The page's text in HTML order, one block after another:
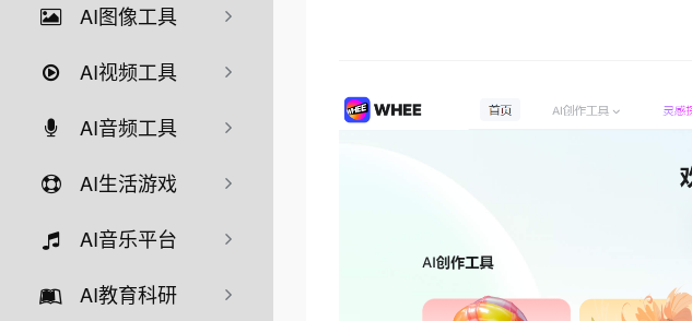
AI图像工具
AI视频工具
AI音频工具
AI生活游戏
AI音乐平台
AI教育科研